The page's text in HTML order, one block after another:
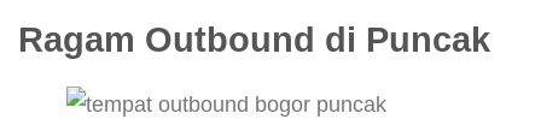
Ragam Outbound di Puncak